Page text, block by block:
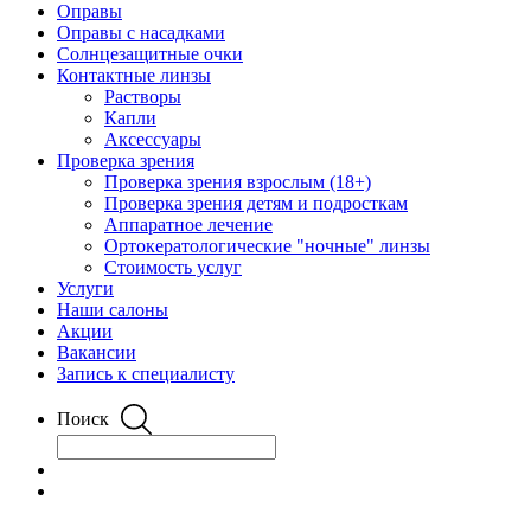
Оправы
Оправы с насадками
Солнцезащитные очки
Контактные линзы
Растворы
Капли
Аксессуары
Проверка зрения
Проверка зрения взрослым (18+)
Проверка зрения детям и подросткам
Аппаратное лечение
Ортокератологические "ночные" линзы
Стоимость услуг
Услуги
Наши салоны
Акции
Вакансии
Запись к специалисту
Поиск